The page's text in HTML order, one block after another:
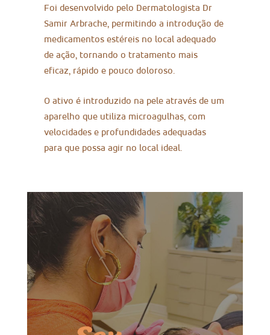
Foi desenvolvido pelo Dermatologista Dr
Samir Arbrache, permitindo a introdução de
medicamentos estéreis no local adequado
de ação, tornando o tratamento mais
eficaz, rápido e pouco doloroso.
O ativo é introduzido na pele através de um
aparelho que utiliza microagulhas, com
velocidades e profundidades adequadas
para que possa agir no local ideal.